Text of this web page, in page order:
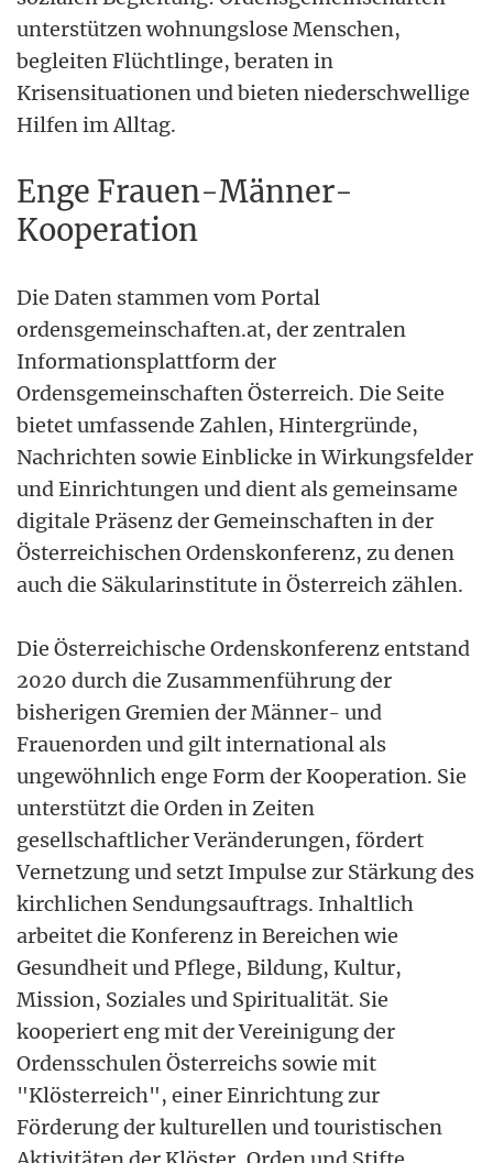
unterstützen wohnungslose Menschen,
begleiten Flüchtlinge, beraten in
Krisensituationen und bieten niederschwellige
Hilfen im Alltag.
Enge Frauen-Männer-
Kooperation
Die Daten stammen vom Portal
ordensgemeinschaften.at, der zentralen
Informationsplattform der
Ordensgemeinschaften Österreich. Die Seite
bietet umfassende Zahlen, Hintergründe,
Nachrichten sowie Einblicke in Wirkungsfelder
und Einrichtungen und dient als gemeinsame
digitale Präsenz der Gemeinschaften in der
Österreichischen Ordenskonferenz, zu denen
auch die Säkularinstitute in Österreich zählen.
Die Österreichische Ordenskonferenz entstand
2020 durch die Zusammenführung der
bisherigen Gremien der Männer- und
Frauenorden und gilt international als
ungewöhnlich enge Form der Kooperation. Sie
unterstützt die Orden in Zeiten
gesellschaftlicher Veränderungen, fördert
Vernetzung und setzt Impulse zur Stärkung des
kirchlichen Sendungsauftrags. Inhaltlich
arbeitet die Konferenz in Bereichen wie
Gesundheit und Pflege, Bildung, Kultur,
Mission, Soziales und Spiritualität. Sie
kooperiert eng mit der Vereinigung der
Ordensschulen Österreichs sowie mit
"Klösterreich", einer Einrichtung zur
Förderung der kulturellen und touristischen